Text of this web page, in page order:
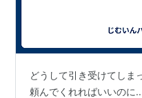
どうして引き受けてしま
頼んでくれればいいのに